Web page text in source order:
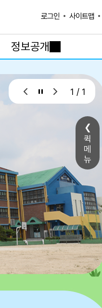
퀵
메
뉴
로그인 사이트맵
정보공개
1 / 1